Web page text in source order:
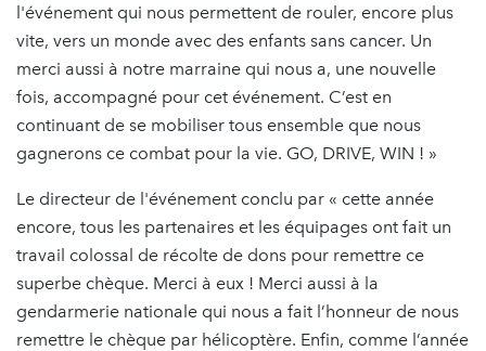
l'événement qui nous permettent de rouler, encore plus
vite, vers un monde avec des enfants sans cancer. Un
merci aussi à notre marraine qui nous a, une nouvelle
fois, accompagné pour cet événement. C’est en
continuant de se mobiliser tous ensemble que nous
gagnerons ce combat pour la vie. GO, DRIVE, WIN ! »
Le directeur de l'événement conclu par « cette année
encore, tous les partenaires et les équipages ont fait un
travail colossal de récolte de dons pour remettre ce
superbe chèque. Merci à eux ! Merci aussi à la
gendarmerie nationale qui nous a fait l’honneur de nous
remettre le chèque par hélicoptère. Enfin, comme l’année